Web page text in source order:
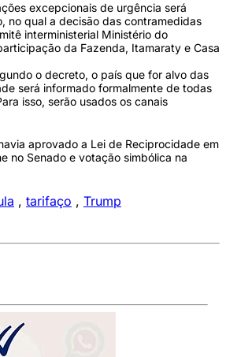
excepcionais de urgência será
no qual a decisão das contramedidas
interministerial Ministério do
da Fazenda, Itamaraty e Casa
o decreto, o país que for alvo das
será informado formalmente de todas
isso, serão usados os canais
aprovado a Lei de Reciprocidade em
no Senado e votação simbólica na
, tarifaço , Trump